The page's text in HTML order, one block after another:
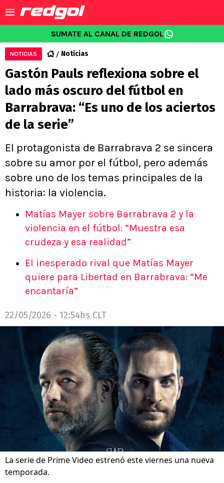
SUMATE AL CANAL DE REDGOL
NOTICIAS Noticias
Gastón Pauls reflexiona sobre el
lado más oscuro del fútbol en
Barrabrava: “Es uno de los aciertos
de la serie”
El protagonista de Barrabrava 2 se sincera
sobre su amor por el fútbol, pero además
sobre uno de los temas principales de la
historia: la violencia.
Matías Mayer sobre Barrabrava 2 y la
violencia en el fútbol: “Muestra esa
crudeza y esa realidad”
El inesperado rival que Matías Mayer
quiere para Libertad en Barrabrava: “Me
encantaría”
22/05/2026 - 12:54hs CLT
La serie de Prime Video estrenó este viernes una nueva
temporada.